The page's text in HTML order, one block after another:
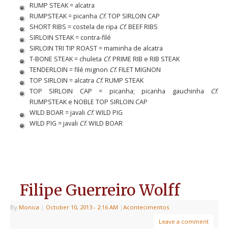
RUMP STEAK = alcatra
RUMPSTEAK = picanha Cf. TOP SIRLOIN CAP
SHORT RIBS = costela de ripa Cf. BEEF RIBS
SIRLOIN STEAK = contra-filé
SIRLOIN TRI TIP ROAST = maminha de alcatra
T-BONE STEAK = chuleta Cf. PRIME RIB e RIB STEAK
TENDERLOIN = filé mignon Cf. FILET MIGNON
TOP SIRLOIN = alcatra Cf. RUMP STEAK
TOP SIRLOIN CAP = picanha; picanha gauchinha Cf.
RUMPSTEAK e NOBLE TOP SIRLOIN CAP
WILD BOAR = javali Cf. WILD PIG
WILD PIG = javali Cf. WILD BOAR
Filipe Guerreiro Wolff
By Monica | October 10, 2013 - 2:16 AM | Acontecimentos
Leave a comment